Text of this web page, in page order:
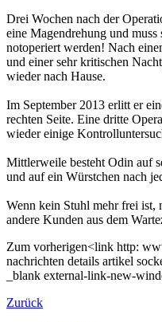
Drei Wochen nach der
eine Magendrehung und
notoperiert werden! Nach
und einer sehr kritischen
wieder nach Hause.
Im September 2013 erlitt er
rechten Seite. Eine dritte
wieder einige
Mittlerweile besteht Odin auf
und auf ein Würstchen nach
Wenn kein Stuhl mehr frei ist,
andere Kunden aus dem
Zum vorherigen<link http:
nachrichten details artikel
_blank external-link-new-
Zurück